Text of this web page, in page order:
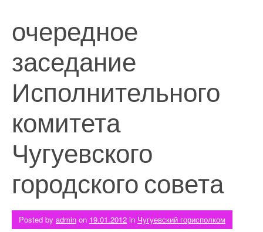
очередное
заседание
Исполнительного
комитета
Чугуевского
городского совета
Posted by admin on 19.01.2012 in Чугуевский горисполком